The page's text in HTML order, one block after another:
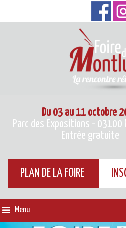
Du 03 au 11 octobre
Parc des Expositions - 03100
Entrée gratuite
PLAN DE LA FOIRE
Menu